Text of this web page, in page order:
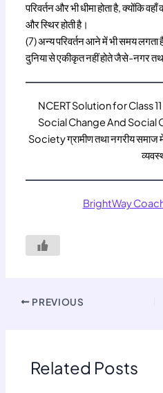
परिवर्तन और भी धीमा होता है, क्योंकि
और स्थिर होती है।
(7) अन्य परिवर्तन आने में भी समय लगता
दुनिया से एकीकृत नहीं होते जैसे-नगर
NCERT Solution for Class
Social Change And Social
Society ग्रामीण तथा नगरीय समाज
BrightWay
PREVIOUS
Related Posts